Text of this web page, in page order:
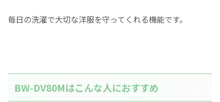
毎日の洗濯で大切な洋服を守ってくれる機能です。
BW-DV80Mはこんな人におすすめ